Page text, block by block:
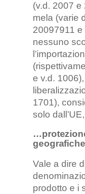
(v.d. 2007 e
mela (varie
20097911
nessuno
e v.d.
1701),
solo
Vale a dire
prodotto e i